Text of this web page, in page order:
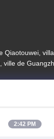
Qiaotouwei,
ville de
2:42 PM